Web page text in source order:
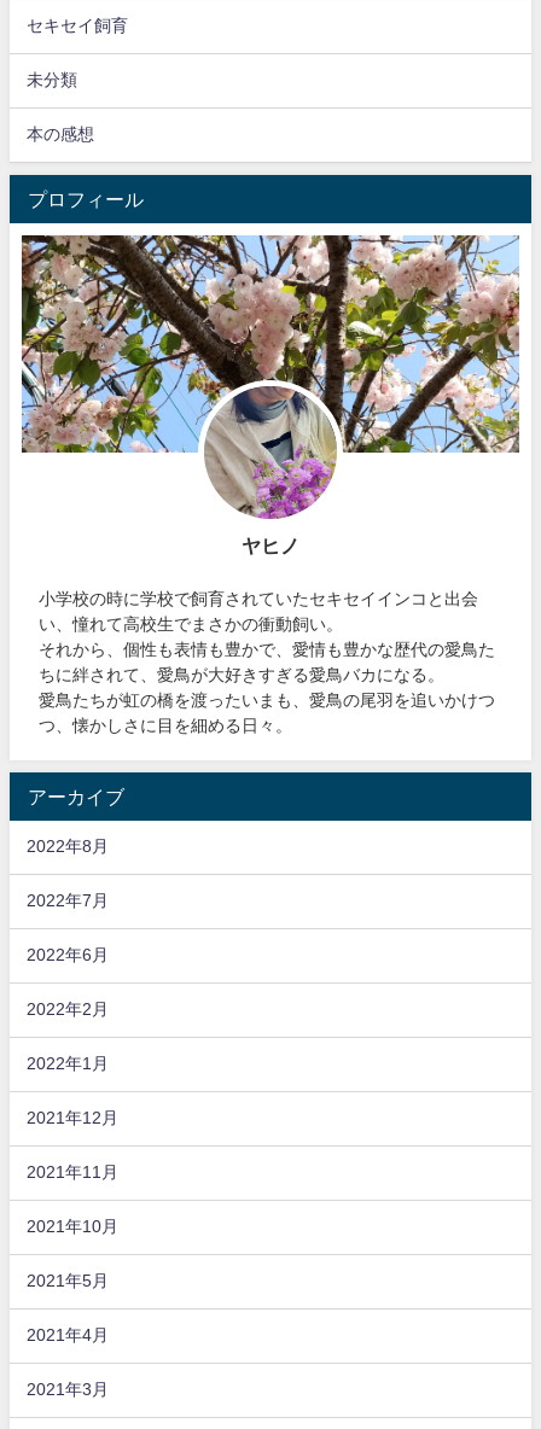
セキセイ飼育
未分類
本の感想
プロフィール
ヤヒノ
小学校の時に学校で飼育されていたセキセイインコと出会
い、憧れて高校生でまさかの衝動飼い。
それから、個性も表情も豊かで、愛情も豊かな歴代の愛鳥た
ちに絆されて、愛鳥が大好きすぎる愛鳥バカになる。
愛鳥たちが虹の橋を渡ったいまも、愛鳥の尾羽を追いかけつ
つ、懐かしさに目を細める日々。
アーカイブ
2022年8月
2022年7月
2022年6月
2022年2月
2022年1月
2021年12月
2021年11月
2021年10月
2021年5月
2021年4月
2021年3月